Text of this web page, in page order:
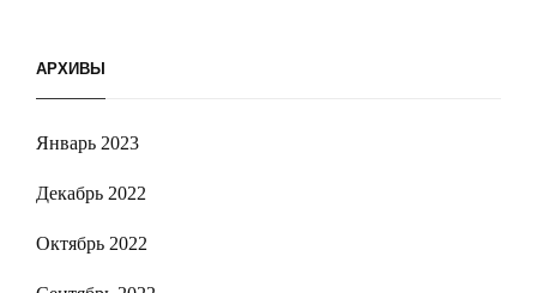
АРХИВЫ
Январь 2023
Декабрь 2022
Октябрь 2022